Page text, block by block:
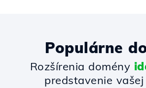
Populárne
Rozšírenia domény
predstavenie